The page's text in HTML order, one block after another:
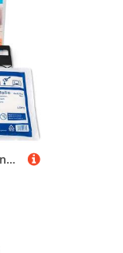
Plid® Anti Schimmelfarbe Innen Weiß inkl. Spray + Grundierung + Streichset 6-tlg - Antischimmelfarbe für feuchte Räume, Bad & Küche - Schimmel Farbe - Effektiver Schutz gegen Schimmel 5l